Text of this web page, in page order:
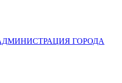
ГОРОДА